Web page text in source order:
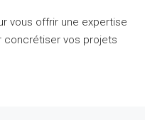
vous offrir une expertise
concrétiser vos projets